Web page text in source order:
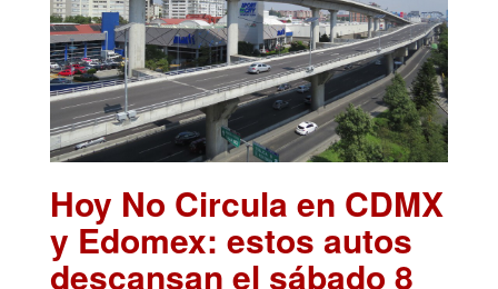
Hoy No Circula en CDMX
y Edomex: estos autos
descansan el sábado 8